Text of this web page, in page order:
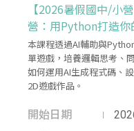
【2026暑假國中/小
營：用Python打造你
本課程透過AI輔助與
單遊戲，培養邏輯思考、
如何運用AI生成程式碼、
2D遊戲作品。
開始日期